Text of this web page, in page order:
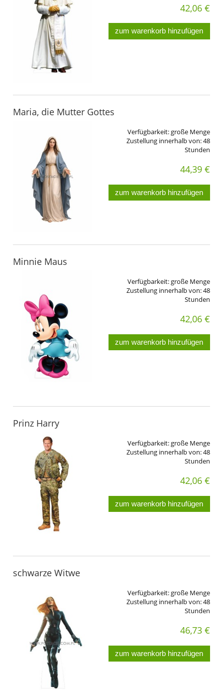
42,06 €
zum warenkorb hinzufügen
Maria, die Mutter Gottes
Verfügbarkeit:große Menge
Zustellung innerhalb von:48
Stunden
44,39 €
zum warenkorb hinzufügen
Minnie Maus
Verfügbarkeit:große Menge
Zustellung innerhalb von:48
Stunden
42,06 €
zum warenkorb hinzufügen
Prinz Harry
Verfügbarkeit:große Menge
Zustellung innerhalb von:48
Stunden
42,06 €
zum warenkorb hinzufügen
schwarze Witwe
Verfügbarkeit:große Menge
Zustellung innerhalb von:48
Stunden
46,73 €
zum warenkorb hinzufügen